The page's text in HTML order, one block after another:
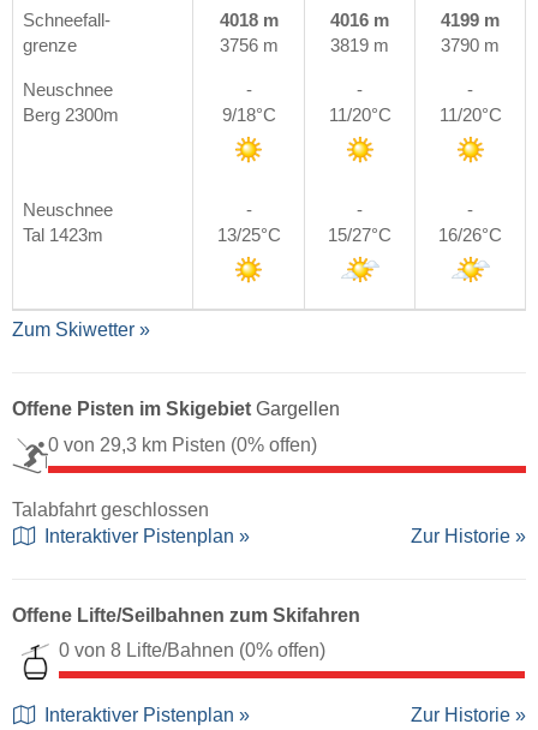
Schneefall-
grenze
4018 m
3756 m
4016 m
3819 m
4199 m
3790 m
Neuschnee
Berg 2300m
-
9/18°C
-
11/20°C
-
11/20°C
Neuschnee
Tal 1423m
-
13/25°C
-
15/27°C
-
16/26°C
Zum Skiwetter »
Offene Pisten im Skigebiet Gargellen
0 von 29,3 km Pisten (0% offen)
Talabfahrt geschlossen
Interaktiver Pistenplan »
Zur Historie »
Offene Lifte/Seilbahnen zum Skifahren
0 von 8 Lifte/Bahnen (0% offen)
Interaktiver Pistenplan » Zur Historie »